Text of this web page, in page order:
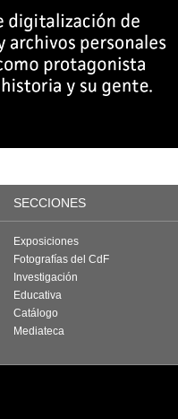
SECCIONES
Exposiciones
Fotografías del CdF
Investigación
Educativa
Catálogo
Mediateca